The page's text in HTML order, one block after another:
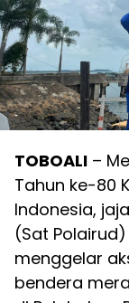
TOBOALI –
Tahun ke-80
Indonesia,
(Sat
menggelar
bendera